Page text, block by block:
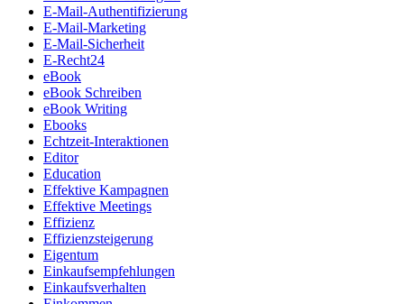
E-Mail-Authentifizierung
E-Mail-Marketing
E-Mail-Sicherheit
E-Recht24
eBook
eBook Schreiben
eBook Writing
Ebooks
Echtzeit-Interaktionen
Editor
Education
Effektive Kampagnen
Effektive Meetings
Effizienz
Effizienzsteigerung
Eigentum
Einkaufsempfehlungen
Einkaufsverhalten